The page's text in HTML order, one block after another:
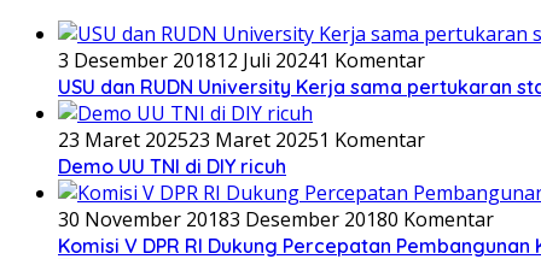
3 Desember 201812 Juli 20241 Komentar
USU dan RUDN University Kerja sama pertukaran
23 Maret 202523 Maret 20251 Komentar
Demo UU TNI di DIY ricuh
30 November 20183 Desember 20180 Komentar
Komisi V DPR RI Dukung Percepatan